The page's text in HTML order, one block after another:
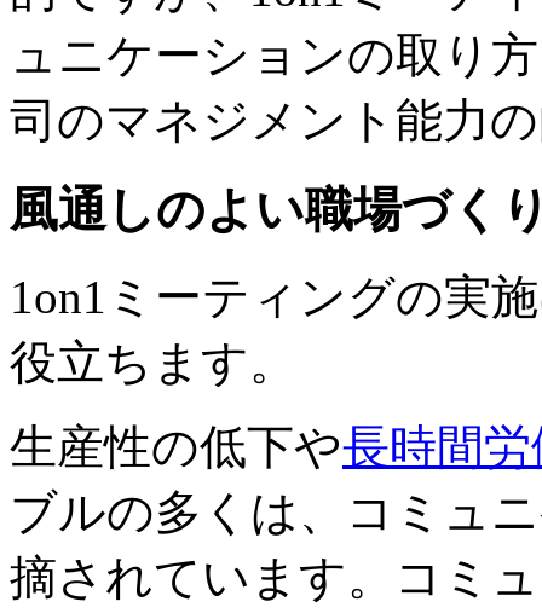
ュニケーションの取り
司のマネジメント能力
風通しのよい職場づく
1on1ミーティングの実
役立ちます。
生産性の低下や長時間労
ブルの多くは、コミュ
摘されています。コミ